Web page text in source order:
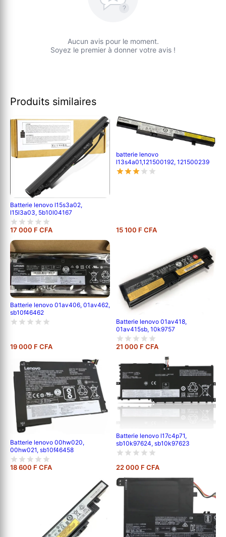
?
Aucun avis pour le moment.
Soyez le premier à donner votre avis !
Produits similaires
Batterie lenovo l15s3a02,
l15l3a03, 5b10l04167
17 000 F CFA
batterie lenovo
l13s4a01,121500192, 121500239
15 100 F CFA
Batterie lenovo 01av406, 01av462,
sb10f46462
19 000 F CFA
Batterie lenovo 01av418,
01av415sb, 10k9757
21 000 F CFA
Batterie lenovo 00hw020,
00hw021, sb10f46458
18 600 F CFA
Batterie lenovo l17c4p71,
sb10k97624, sb10k97623
22 000 F CFA